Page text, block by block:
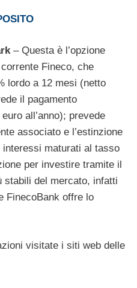
– Questa è l’opzione
Fineco, che
lordo a 12 mesi (netto
il pagamento
all’anno); prevede
associato e l’estinzione
maturati al tasso
per investire tramite il
stabili del mercato, infatti
FinecoBank offre lo
visitate i siti web delle